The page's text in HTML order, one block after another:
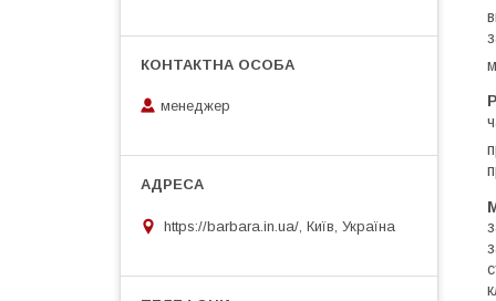
менеджер
https://barbara.in.ua/, Київ, Україна